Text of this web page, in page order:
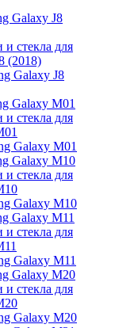
Galaxy J8
стекла для
(2018)
Galaxy J8
Galaxy M01
стекла для
Galaxy M01
Galaxy M10
стекла для
Galaxy M10
Galaxy M11
стекла для
Galaxy M11
Galaxy M20
стекла для
Galaxy M20